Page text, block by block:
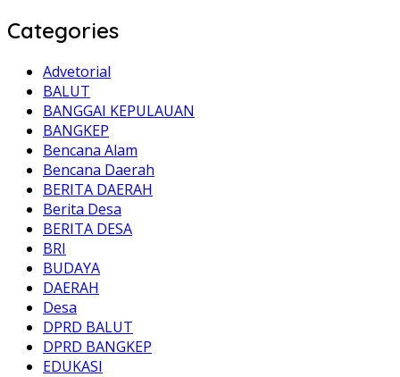
Categories
Advetorial
BALUT
BANGGAI KEPULAUAN
BANGKEP
Bencana Alam
Bencana Daerah
BERITA DAERAH
Berita Desa
BERITA DESA
BRI
BUDAYA
DAERAH
Desa
DPRD BALUT
DPRD BANGKEP
EDUKASI